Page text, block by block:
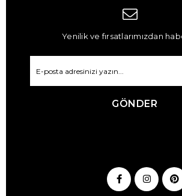
Yenilik ve fırsatlarımızdan
GÖNDER